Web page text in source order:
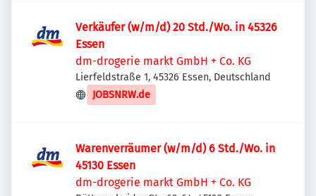
Verkäufer (w/m/d) 20 Std./Wo. in 45326
Essen
dm-drogerie markt GmbH + Co. KG
Lierfeldstraße 1, 45326 Essen, Deutschland
JOBSNRW.de
Warenverräumer (w/m/d) 6 Std./Wo. in
45130 Essen
dm-drogerie markt GmbH + Co. KG